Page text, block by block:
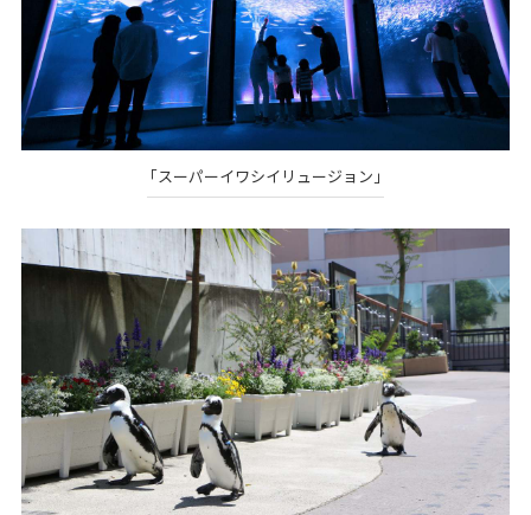
「スーパーイワシイリュージョン」